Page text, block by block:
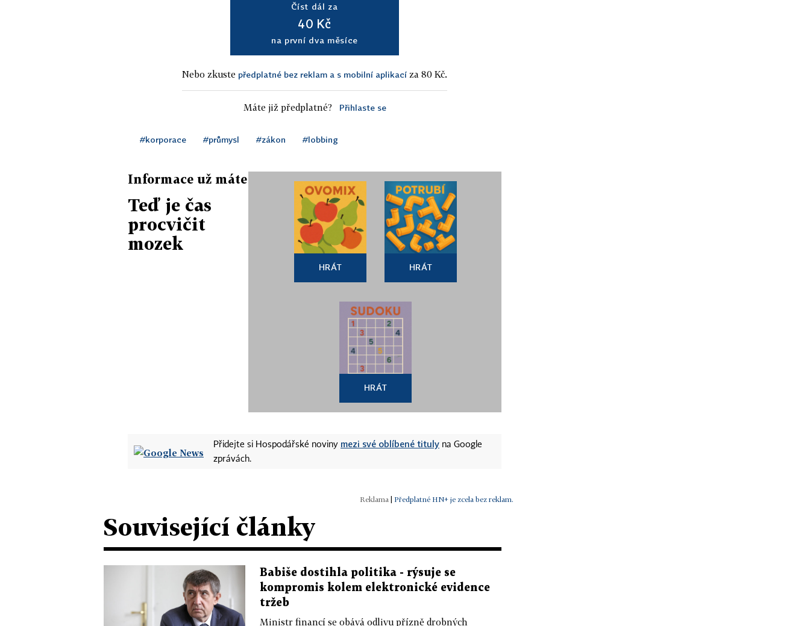
Číst dál za
40 Kč
na první dva měsíce
Nebo zkuste předplatné bez reklam a s mobilní aplikací za 80 Kč.
Máte již předplatné? Přihlaste se
#korporace #průmysl #zákon #lobbing
Informace už máte
Teď je čas
procvičit
mozek
HRÁT HRÁT
HRÁT
Přidejte si Hospodářské noviny mezi své oblíbené tituly na Google
zprávách.
| Předplatné HN+ je zcela bez reklam.
Související články
Babiše dostihla politika - rýsuje se
kompromis kolem elektronické evidence
tržeb
Ministr financí se obává odlivu přízně drobných